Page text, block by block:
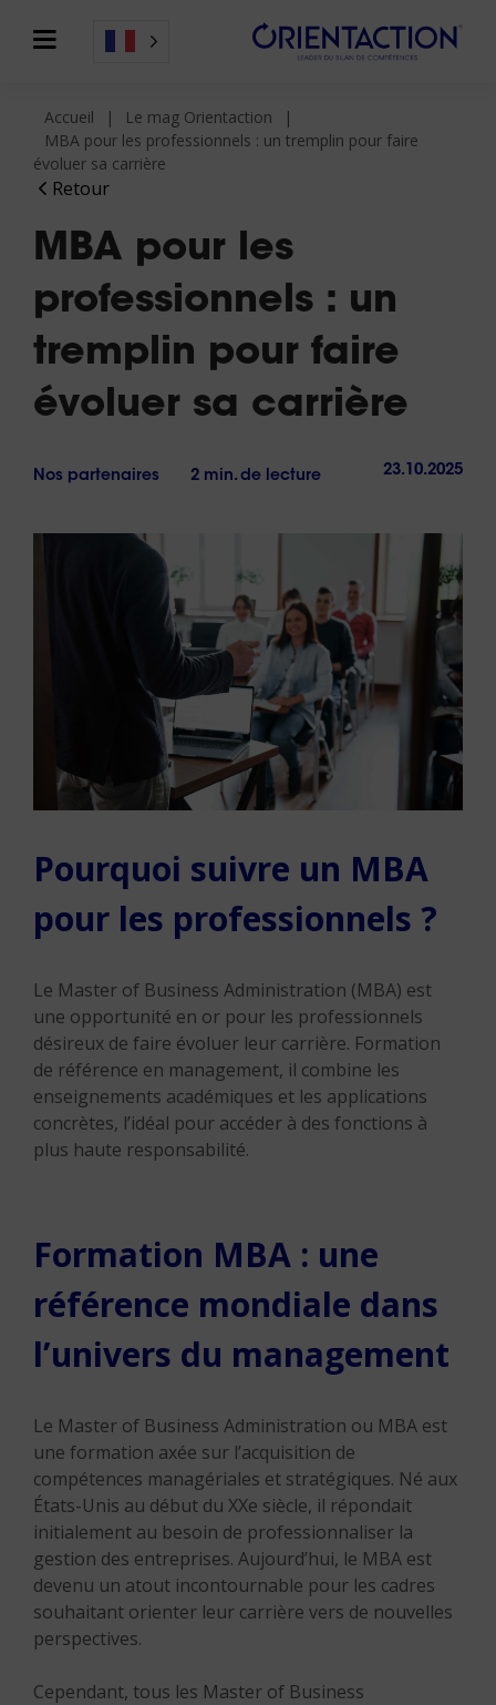
Retour
Accueil
Le mag Orientaction
MBA pour les professionnels : un tremplin pour faire
évoluer sa carrière
MBA pour les
professionnels : un
tremplin pour faire
évoluer sa carrière
Nos partenaires 2 min. de lecture 23.10.2025
Pourquoi suivre un MBA
pour les professionnels ?
Le Master of Business Administration (MBA) est
une opportunité en or pour les professionnels
désireux de faire évoluer leur carrière. Formation
de référence en management, il combine les
enseignements académiques et les applications
concrètes, l’idéal pour accéder à des fonctions à
plus haute responsabilité.
Formation MBA : une
référence mondiale dans
l’univers du management
Le Master of Business Administration ou MBA est
une formation axée sur l’acquisition de
compétences managériales et stratégiques. Né aux
États-Unis au début du XXe siècle, il répondait
initialement au besoin de professionnaliser la
gestion des entreprises. Aujourd’hui, le MBA est
devenu un atout incontournable pour les cadres
souhaitant orienter leur carrière vers de nouvelles
perspectives.
Cependant, tous les Master of Business